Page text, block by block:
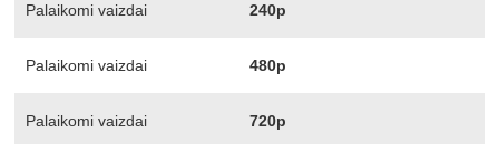
Palaikomi vaizdai 240p
Palaikomi vaizdai 480p
Palaikomi vaizdai 720p